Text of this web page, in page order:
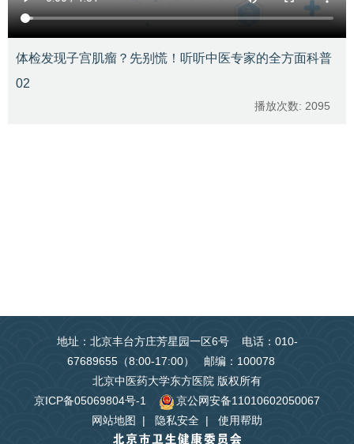
体检发现子宫肌瘤？先别慌！听听中医专家的全方面科普
02
播放次数: 2095
地址：北京丰台方庄芳星园一区6号 电话：010-
67689655（8:00-17:00） 邮编：100078
北京中医药大学东方医院 版权所有
京ICP备05069804号-1
京公网安备11010602050067
网站地图
| 隐私安全 | 使用帮助